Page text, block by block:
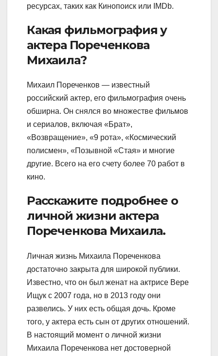
ресурсах, таких как Кинопоиск или IMDb.
Какая фильмография у
актера Пореченкова
Михаила?
Михаил Пореченков — известный
российский актер, его фильмография очень
обширна. Он снялся во множестве фильмов
и сериалов, включая «Брат»,
«Возвращение», «9 рота», «Космический
полисмен», «Позывной «Стая» и многие
другие. Всего на его счету более 70 работ в
кино.
Расскажите подробнее о
личной жизни актера
Пореченкова Михаила.
Личная жизнь Михаила Пореченкова
достаточно закрыта для широкой публики.
Известно, что он был женат на актрисе Вере
Ищук с 2007 года, но в 2013 году они
развелись. У них есть общая дочь. Кроме
того, у актера есть сын от других отношений.
В настоящий момент о личной жизни
Михаила Пореченкова нет достоверной